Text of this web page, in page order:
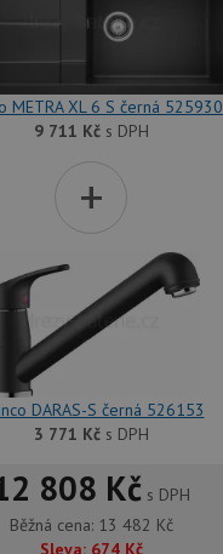
METRA XL 6 S černá 525930
9 711 Kčs DPH
+
DARAS-S černá 526153
3 771 Kčs DPH
808 Kč s DPH
Běžná cena: 13 482 Kč
Sleva: 674 Kč